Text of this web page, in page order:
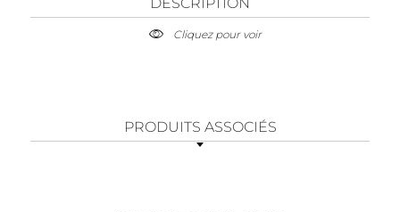
Cliquez pour voir
PRODUITS ASSOCIÉS